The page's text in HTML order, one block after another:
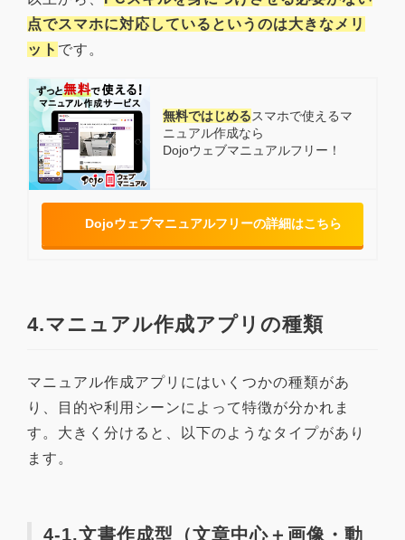
点でスマホに対応しているというのは大きなメリ
ット です。
無料ではじめるスマホで使えるマ
ニュアル作成なら
Dojoウェブマニュアルフリー！
Dojoウェブマニュアルフリーの詳細はこちら
4.マニュアル作成アプリの種類
マニュアル作成アプリにはいくつかの種類があ
り、目的や利用シーンによって特徴が分かれま
す。大きく分けると、以下のようなタイプがあり
ます。
4-1.文書作成型（文章中心＋画像・動